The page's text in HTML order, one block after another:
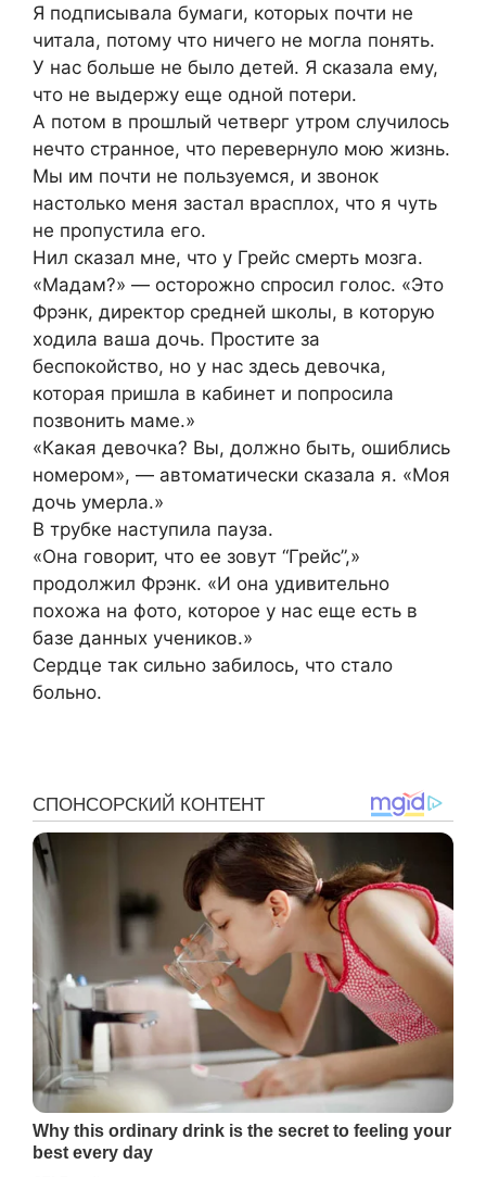
Я подписывала бумаги, которых почти не
читала, потому что ничего не могла понять.
У нас больше не было детей. Я сказала ему,
что не выдержу еще одной потери.
А потом в прошлый четверг утром случилось
нечто странное, что перевернуло мою жизнь.
Мы им почти не пользуемся, и звонок
настолько меня застал врасплох, что я чуть
не пропустила его.
Нил сказал мне, что у Грейс смерть мозга.
«Мадам?» — осторожно спросил голос. «Это
Фрэнк, директор средней школы, в которую
ходила ваша дочь. Простите за
беспокойство, но у нас здесь девочка,
которая пришла в кабинет и попросила
позвонить маме.»
«Какая девочка? Вы, должно быть, ошиблись
номером», — автоматически сказала я. «Моя
дочь умерла.»
В трубке наступила пауза.
«Она говорит, что ее зовут “Грейс”,»
продолжил Фрэнк. «И она удивительно
похожа на фото, которое у нас еще есть в
базе данных учеников.»
Сердце так сильно забилось, что стало
больно.